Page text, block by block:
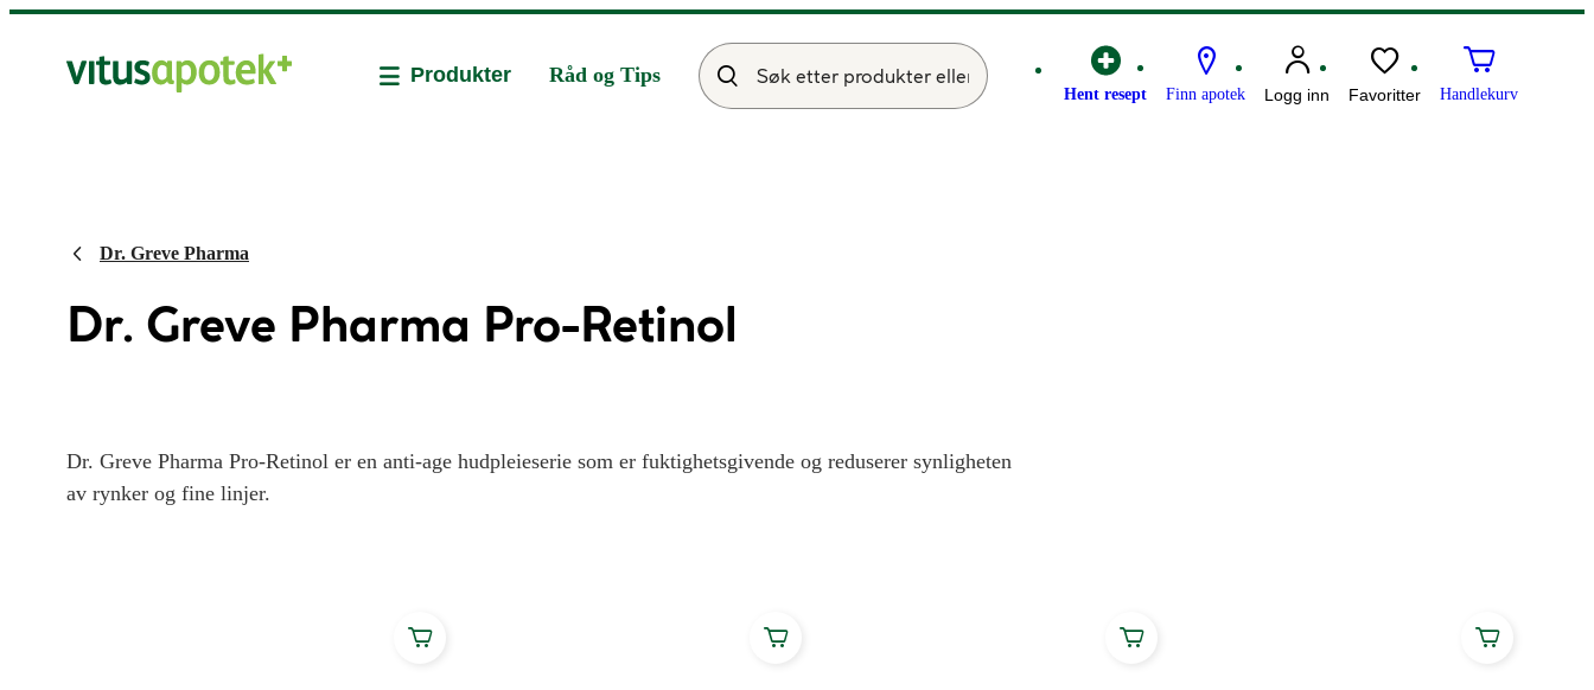
Hent resept Finn apotek Logg inn Favoritter Handlekurv
Produkter Råd og Tips
Dr. Greve Pharma
Dr. Greve Pharma Pro-Retinol
Dr. Greve Pharma Pro-Retinol er en anti-age hudpleieserie som er fuktighetsgivende og reduserer synligheten
av rynker og fine linjer.